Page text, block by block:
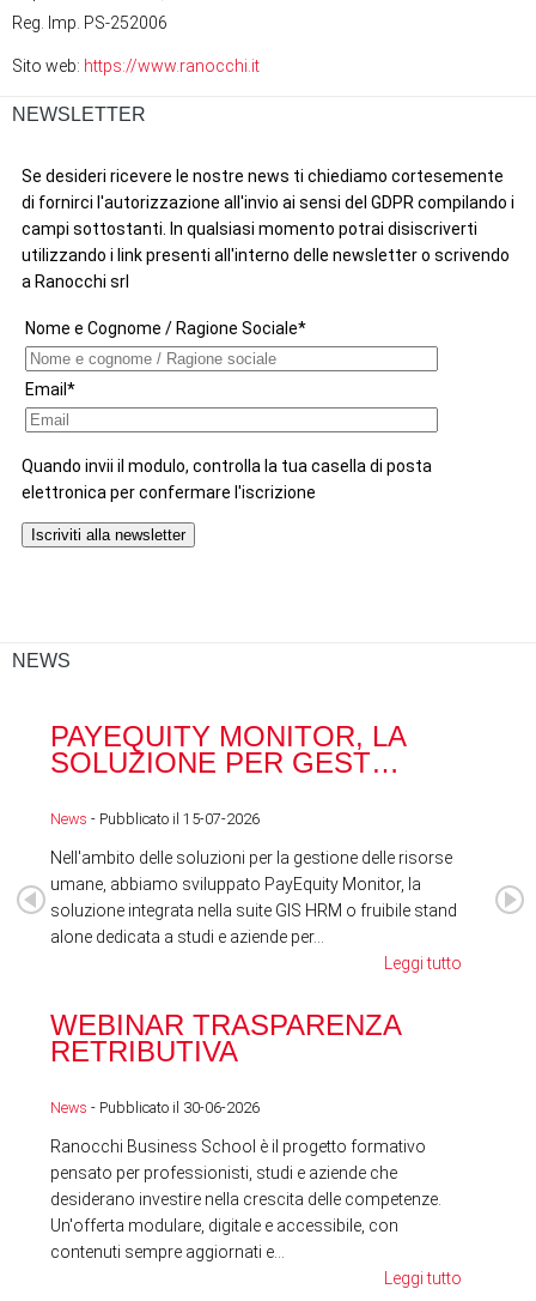
Reg. Imp. PS-252006
Sito web: https://www.ranocchi.it
NEWSLETTER
NEWS
PAYEQUITY MONITOR, LA
SOLUZIONE PER GEST…
News - Pubblicato il 15-07-2026
Nell'ambito delle soluzioni per la gestione delle risorse
umane, abbiamo sviluppato PayEquity Monitor, la
soluzione integrata nella suite GIS HRM o fruibile stand
alone dedicata a studi e aziende per...
Leggi tutto
WEBINAR TRASPARENZA
RETRIBUTIVA
News - Pubblicato il 30-06-2026
Ranocchi Business School è il progetto formativo
pensato per professionisti, studi e aziende che
desiderano investire nella crescita delle competenze.
Un'offerta modulare, digitale e accessibile, con
contenuti sempre aggiornati e...
Leggi tutto